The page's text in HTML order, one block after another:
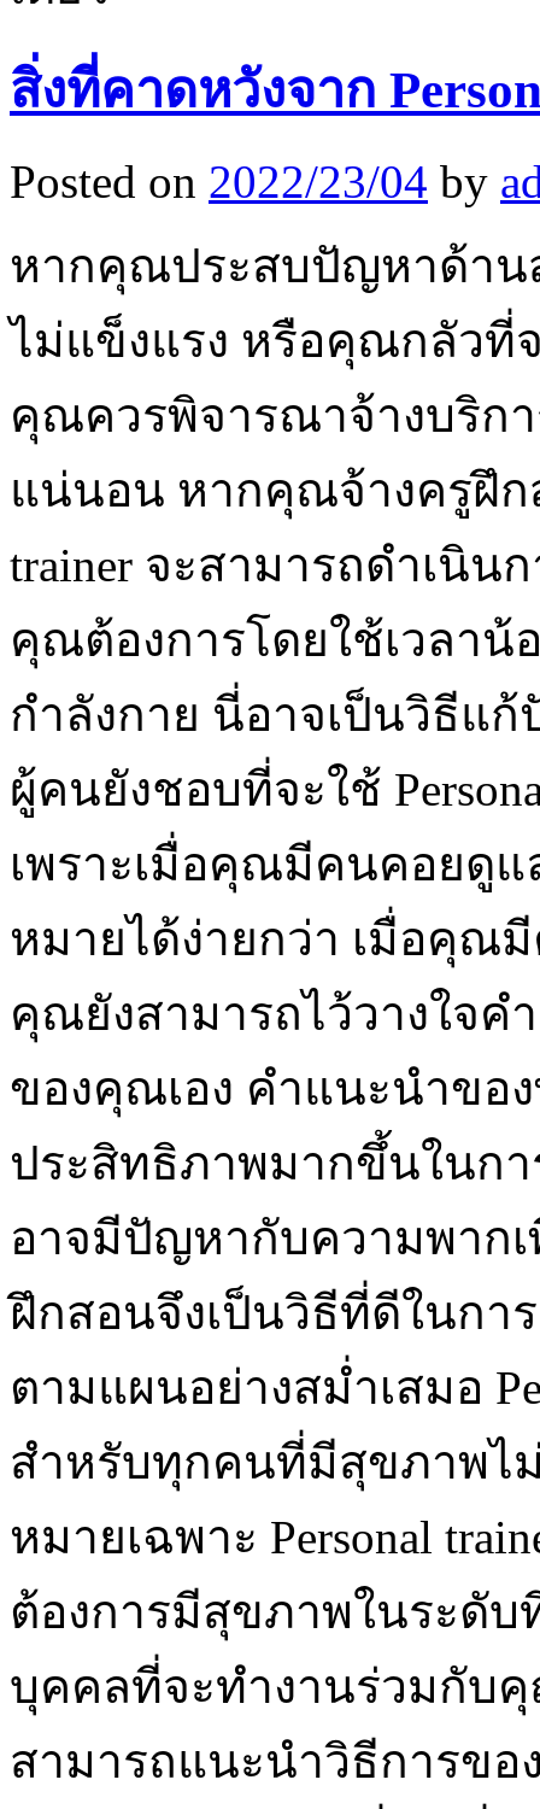
สิ่งที่คาดหวังจาก
Posted on 2022/23/04 by
หากคุณประสบปัญหาด้าน
ไม่แข็งแรง หรือคุณกลัวที่
คุณควรพิจารณาจ้างบริก
แน่นอน หากคุณจ้างครูฝึก
trainer จะสามารถดำเนิน
คุณต้องการโดยใช้เวลา
กำลังกาย นี่อาจเป็นวิธี
ผู้คนยังชอบที่จะใช้
เพราะเมื่อคุณมีคนคอยดูแ
หมายได้ง่ายกว่า เมื่อคุณ
คุณยังสามารถไว้วางใจค
ของคุณเอง คำแนะนำขอ
ประสิทธิภาพมากขึ้นในก
อาจมีปัญหากับความพาก
ฝึกสอนจึงเป็นวิธีที่ดีในกา
ตามแผนอย่างสม่ำเสมอ
สำหรับทุกคนที่มีสุขภาพไ
หมายเฉพาะ Personal
ต้องการมีสุขภาพในระดั
บุคคลที่จะทำงานร่วมกับ
สามารถแนะนำวิธีการข